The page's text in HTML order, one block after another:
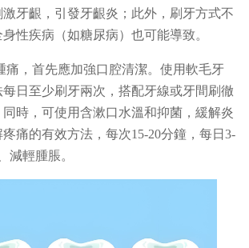
牙齦，引發牙齦炎；此外，刷牙方式不
性疾病（如糖尿病）也可能導致。
痛，首先應加強口腔清潔。使用軟毛牙
日至少刷牙兩次，搭配牙線或牙間刷徹
時，可使用含漱口水溫和抑菌，緩解炎
痛的有效方法，每次15-20分鐘，每日3-
減輕腫脹。